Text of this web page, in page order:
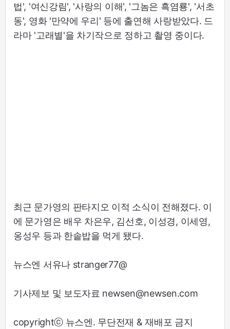
법', '여신강림', '사랑의 이해', '그놈은 흑염룡', '서초
동', 영화 '만약에 우리' 등에 출연해 사랑받았다. 드
라마 '고래별'을 차기작으로 정하고 촬영 중이다.
최근 문가영의 판타지오 이적 소식이 전해졌다. 이
에 문가영은 배우 차은우, 김선호, 이성경, 이세영,
옹성우 등과 한솥밥을 먹게 됐다.
뉴스엔 서유나 stranger77@
기사제보 및 보도자료 newsen@newsen.com
copyrightⓒ 뉴스엔. 무단전재 & 재배포 금지